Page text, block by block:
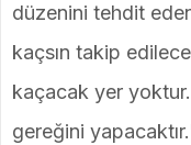
düzenini tehdit
kaçsın takip
kaçacak yer
gereğini